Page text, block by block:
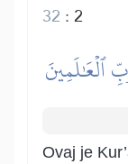
2
:
32
ٱلۡعَٰلَمِينَ
Ovaj je